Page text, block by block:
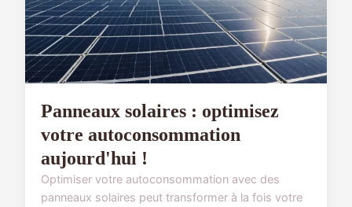
Panneaux solaires : optimisez
votre autoconsommation
aujourd'hui !
Optimiser votre autoconsommation avec des
panneaux solaires peut transformer à la fois votre